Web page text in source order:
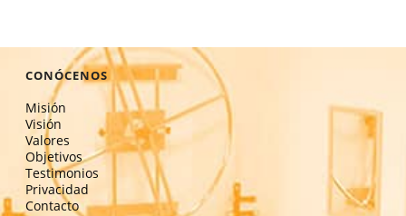
CONÓCENOS
Misión
Visión
Valores
Objetivos
Testimonios
Privacidad
Contacto